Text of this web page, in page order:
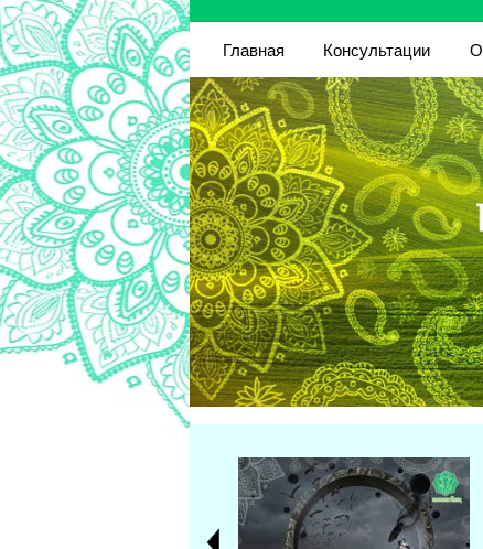
Главная Консультации